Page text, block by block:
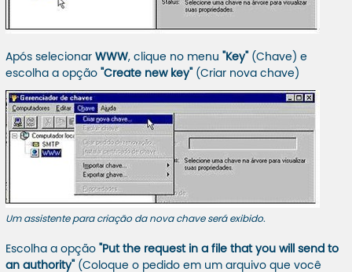
Após selecionar WWW, clique no menu "Key" (Chave) e
escolha a opção "Create new key" (Criar nova chave)
Um assistente para criação da nova chave será exibido.
Escolha a opção
"Put the request in a file that you will send to
an authority" (Coloque o pedido em um arquivo que você